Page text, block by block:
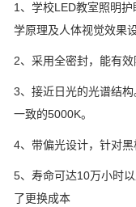
1、学校LED教室照明
学原理及人体视觉效果设
2、采用全密封，能有
3、接近日光的光谱结
一致的5000K。
4、带偏光设计，针对黑
5、寿命可达10万小时
了更换成本